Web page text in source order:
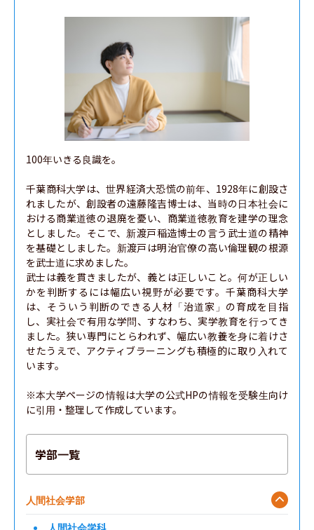
100年いきる良識を。
千葉商科大学は、世界経済大恐慌の前年、1928年に創設さ
れましたが、創設者の遠藤隆吉博士は、当時の日本社会に
おける商業道徳の退廃を憂い、商業道徳教育を建学の理念
としました。そこで、新渡戸稲造博士の言う武士道の精神
を基礎としました。新渡戸は明治官僚の高い倫理観の根源
を武士道に求めました。
武士は義を貫きましたが、義とは正しいこと。何が正しい
かを判断するには幅広い視野が必要です。千葉商科大学
は、そういう判断のできる人材「治道家」の育成を目指
し、実社会で有用な学問、すなわち、実学教育を行ってき
ました。狭い専門にとらわれず、幅広い教養を身に着けさ
せたうえで、アクティブラーニングも積極的に取り入れて
います。
※本大学ページの情報は大学の公式HPの情報を受験生向け
に引用・整理して作成しています。
学部一覧
人間社会学部
人間社会学科